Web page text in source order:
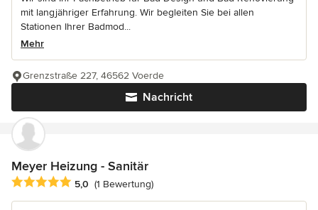
mit langjähriger Erfahrung. Wir begleiten Sie bei allen
Stationen Ihrer Badmod...
Mehr
Nachricht
Grenzstraße 227, 46562 Voerde
Meyer Heizung - Sanitär
Durchschnittliche Bewertung: 5 von 5 Sternen
5,0 (1 Bewertung)